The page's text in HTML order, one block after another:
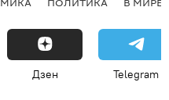
Дзен Telegram